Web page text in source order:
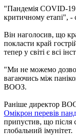
"Пандемія COVID-19
критичному етапі", -
Він наголосив, що
покласти край
тепер у світі є всі
"Ми не можемо
вагаючись між
ВООЗ.
Раніше директор
Омікрон перевів
припустив, що після
глобальний імунітет.